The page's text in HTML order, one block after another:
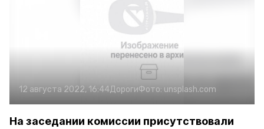
12 августа 2022, 16:44ДорогиФото: unsplash.com
На заседании комиссии присутствовали